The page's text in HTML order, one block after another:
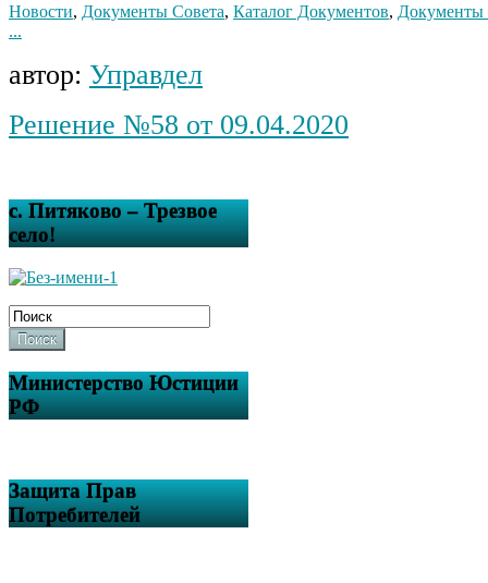
Новости, Документы Совета, Каталог Документов,
...
автор: Управдел
Решение №58 от 09.04.2020
с. Питяково – Трезвое
село!
Поиск
Министерство Юстиции
РФ
Защита Прав
Потребителей